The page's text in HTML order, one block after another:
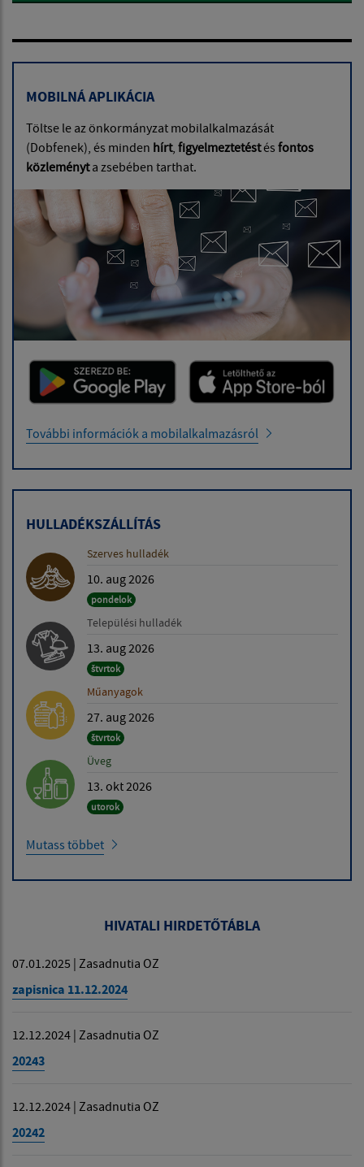
MOBILNÁ APLIKÁCIA
Töltse le az önkormányzat mobilalkalmazását
(Dobfenek), és minden hírt, figyelmeztetéstés fontos
közleményta zsebében tarthat.
További információk a mobilalkalmazásról
HULLADÉKSZÁLLÍTÁS
Szerves hulladék
10. aug 2026
pondelok
Települési hulladék
13. aug 2026
štvrtok
Műanyagok
27. aug 2026
štvrtok
Üveg
13. okt 2026
utorok
Mutass többet
HIVATALI HIRDETŐTÁBLA
07.01.2025 | Zasadnutia OZ
zapisnica 11.12.2024
12.12.2024 | Zasadnutia OZ
20243
12.12.2024 | Zasadnutia OZ
20242